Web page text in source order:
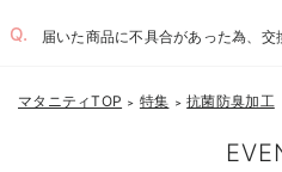
届いた商品に不具合があった為、交
マタニティTOP ＞ 特集 ＞ 抗菌防臭加工